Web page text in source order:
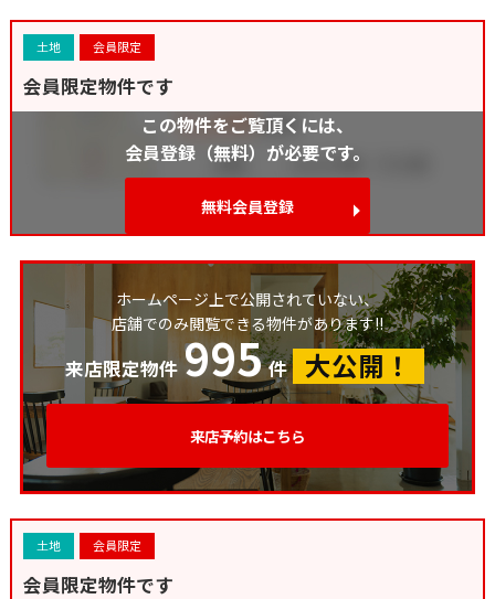
土地 会員限定
会員限定物件です
この物件をご覧頂くには、
会員登録（無料）が必要です。
無料会員登録
ホームページ上で公開されていない、
店舗でのみ閲覧できる物件があります!!
来店限定物件 995 件 大公開！
来店予約はこちら
土地 会員限定
会員限定物件です